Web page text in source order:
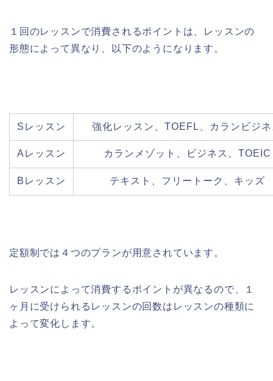
１回のレッスンで消費されるポイントは、レッスンの
形態によって異なり、以下のようになります。
Sレッスン 強化レッスン、TOEFL、カランビジ
Aレッスン カランメゾット、ビジネス、TOEIC
Bレッスン テキスト、フリートーク、キッズ
定額制では４つのプランが用意されています。
レッスンによって消費するポイントが異なるので、１
ヶ月に受けられるレッスンの回数はレッスンの種類に
よって変化します。